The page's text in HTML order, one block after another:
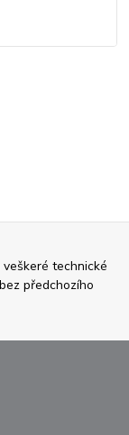
technické
předchozího